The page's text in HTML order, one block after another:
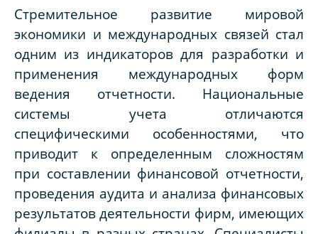
Стремительное развитие мировой
экономики и международных связей стал
одним из индикаторов для разработки и
применения международных форм
ведения отчетности. Национальные
системы учета отличаются
специфическими особенностями, что
приводит к определенным сложностям
при составлении финансовой отчетности,
проведения аудита и анализа финансовых
результатов деятельности фирм, имеющих